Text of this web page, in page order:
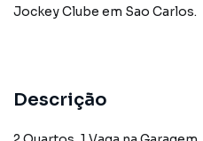
Jockey Clube em Sao Carlos.
Descrição